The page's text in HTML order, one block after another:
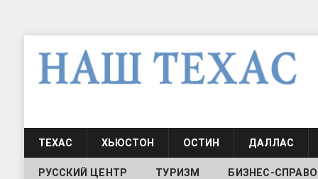
ТЕХАС ХЬЮСТОН ОСТИН ДАЛЛАС
РУССКИЙ ЦЕНТР ТУРИЗМ БИЗНЕС-